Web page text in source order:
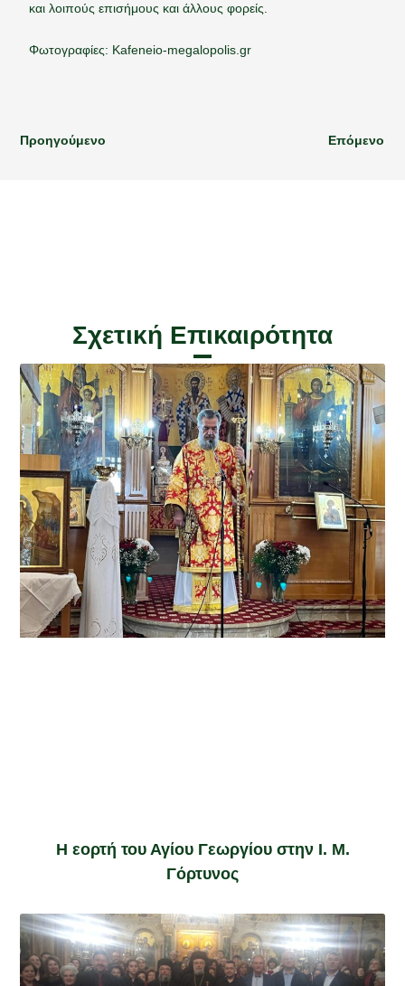
και λοιπούς επισήμους και άλλους φορείς.
Φωτογραφίες: Kafeneio-megalopοlis.gr
Προηγούμενο Επόμενο
Σχετική Επικαιρότητα
Η εορτή του Αγίου Γεωργίου στην Ι. Μ.
Γόρτυνος